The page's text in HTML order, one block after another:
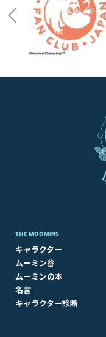
THE MOOMINS
キャラクター
ムーミン谷
ムーミンの本
名言
キャラクター診断